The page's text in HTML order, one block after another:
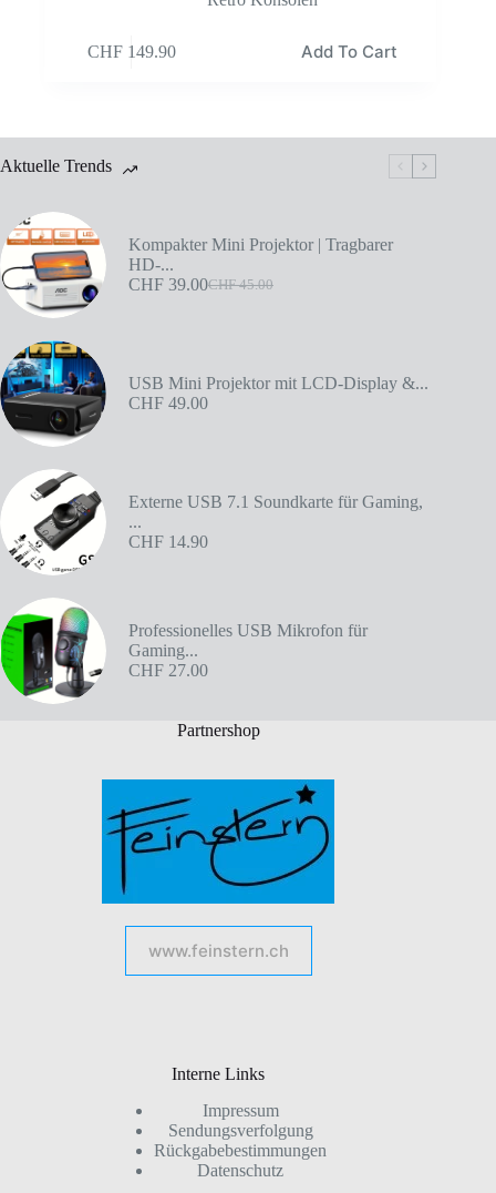
CHF149.90 Add To Cart
Aktuelle Trends
Kompakter Mini Projektor | Tragbarer
HD-...
CHF45.00
CHF 39.00
USB Mini Projektor mit LCD-Display &...
CHF 49.00
Externe USB 7.1 Soundkarte für Gaming,
...
CHF 14.90
Professionelles USB Mikrofon für
Gaming...
CHF 27.00
Partnershop
www.feinstern.ch
Interne Links
Impressum
Sendungsverfolgung
Rückgabebestimmungen
Datenschutz